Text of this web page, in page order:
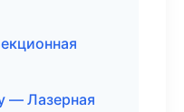
— Лазерная